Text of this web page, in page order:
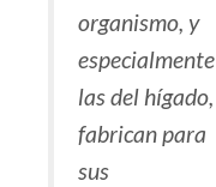
organismo, y
especialmente
las del hígado,
fabrican para
sus